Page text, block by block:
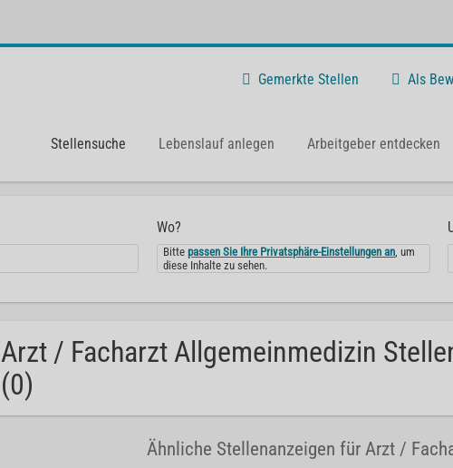
Gemerkte Stellen Als
Stellensuche Lebenslauf anlegen Arbeitgeber entdecken
Wo?
Bittepassen Sie Ihre Privatsphäre-Einstellungen an, um
diese Inhalte zu sehen.
Arzt / Facharzt Allgemeinmedizin
(0)
Ähnliche Stellenanzeigen für Arzt /